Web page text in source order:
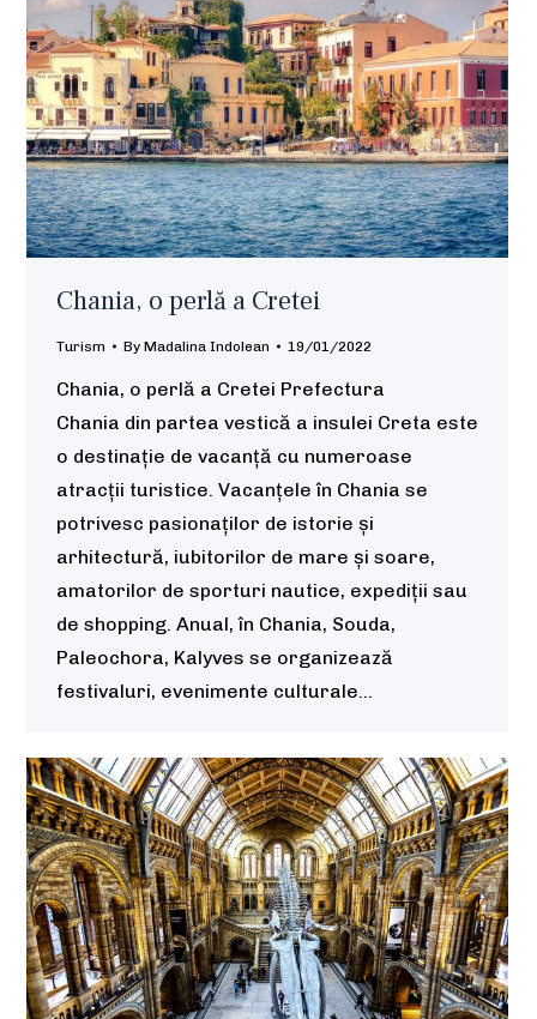
Chania, o perlă a Cretei
Turism ByMadalina Indolean 19/01/2022
Chania, o perlă a Cretei Prefectura
Chania din partea vestică a insulei Creta este
o destinație de vacanță cu numeroase
atracții turistice. Vacanțele în Chania se
potrivesc pasionaților de istorie și
arhitectură, iubitorilor de mare și soare,
amatorilor de sporturi nautice, expediții sau
de shopping. Anual, în Chania, Souda,
Paleochora, Kalyves se organizează
festivaluri, evenimente culturale…